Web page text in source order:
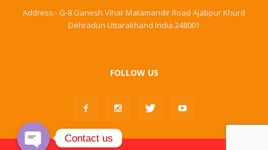
Address:- G-8 Ganesh Vihar Matamandir Road Ajabpur Khurd
Dehradun Uttarakhand India 248001
FOLLOW US
Contact us